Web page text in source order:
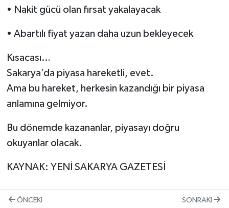
• Nakit gücü olan fırsat yakalayacak
• Abartılı fiyat yazan daha uzun bekleyecek
Kısacası…
Sakarya’da piyasa hareketli, evet.
Ama bu hareket, herkesin kazandığı bir piyasa
anlamına gelmiyor.
Bu dönemde kazananlar, piyasayı doğru
okuyanlar olacak.
KAYNAK: YENİ SAKARYA GAZETESİ
ÖNCEKI SONRAKI